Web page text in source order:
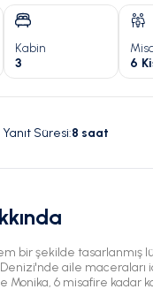
Kabin
3
6
Süresi:8 saat
bir şekilde tasarlanmış
aile maceraları
Monika, 6 misafire kadar